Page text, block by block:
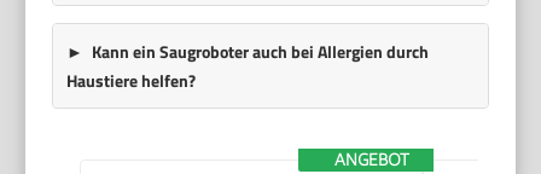
Kann ein Saugroboter auch bei Allergien durch
Haustiere helfen?
ANGEBOT